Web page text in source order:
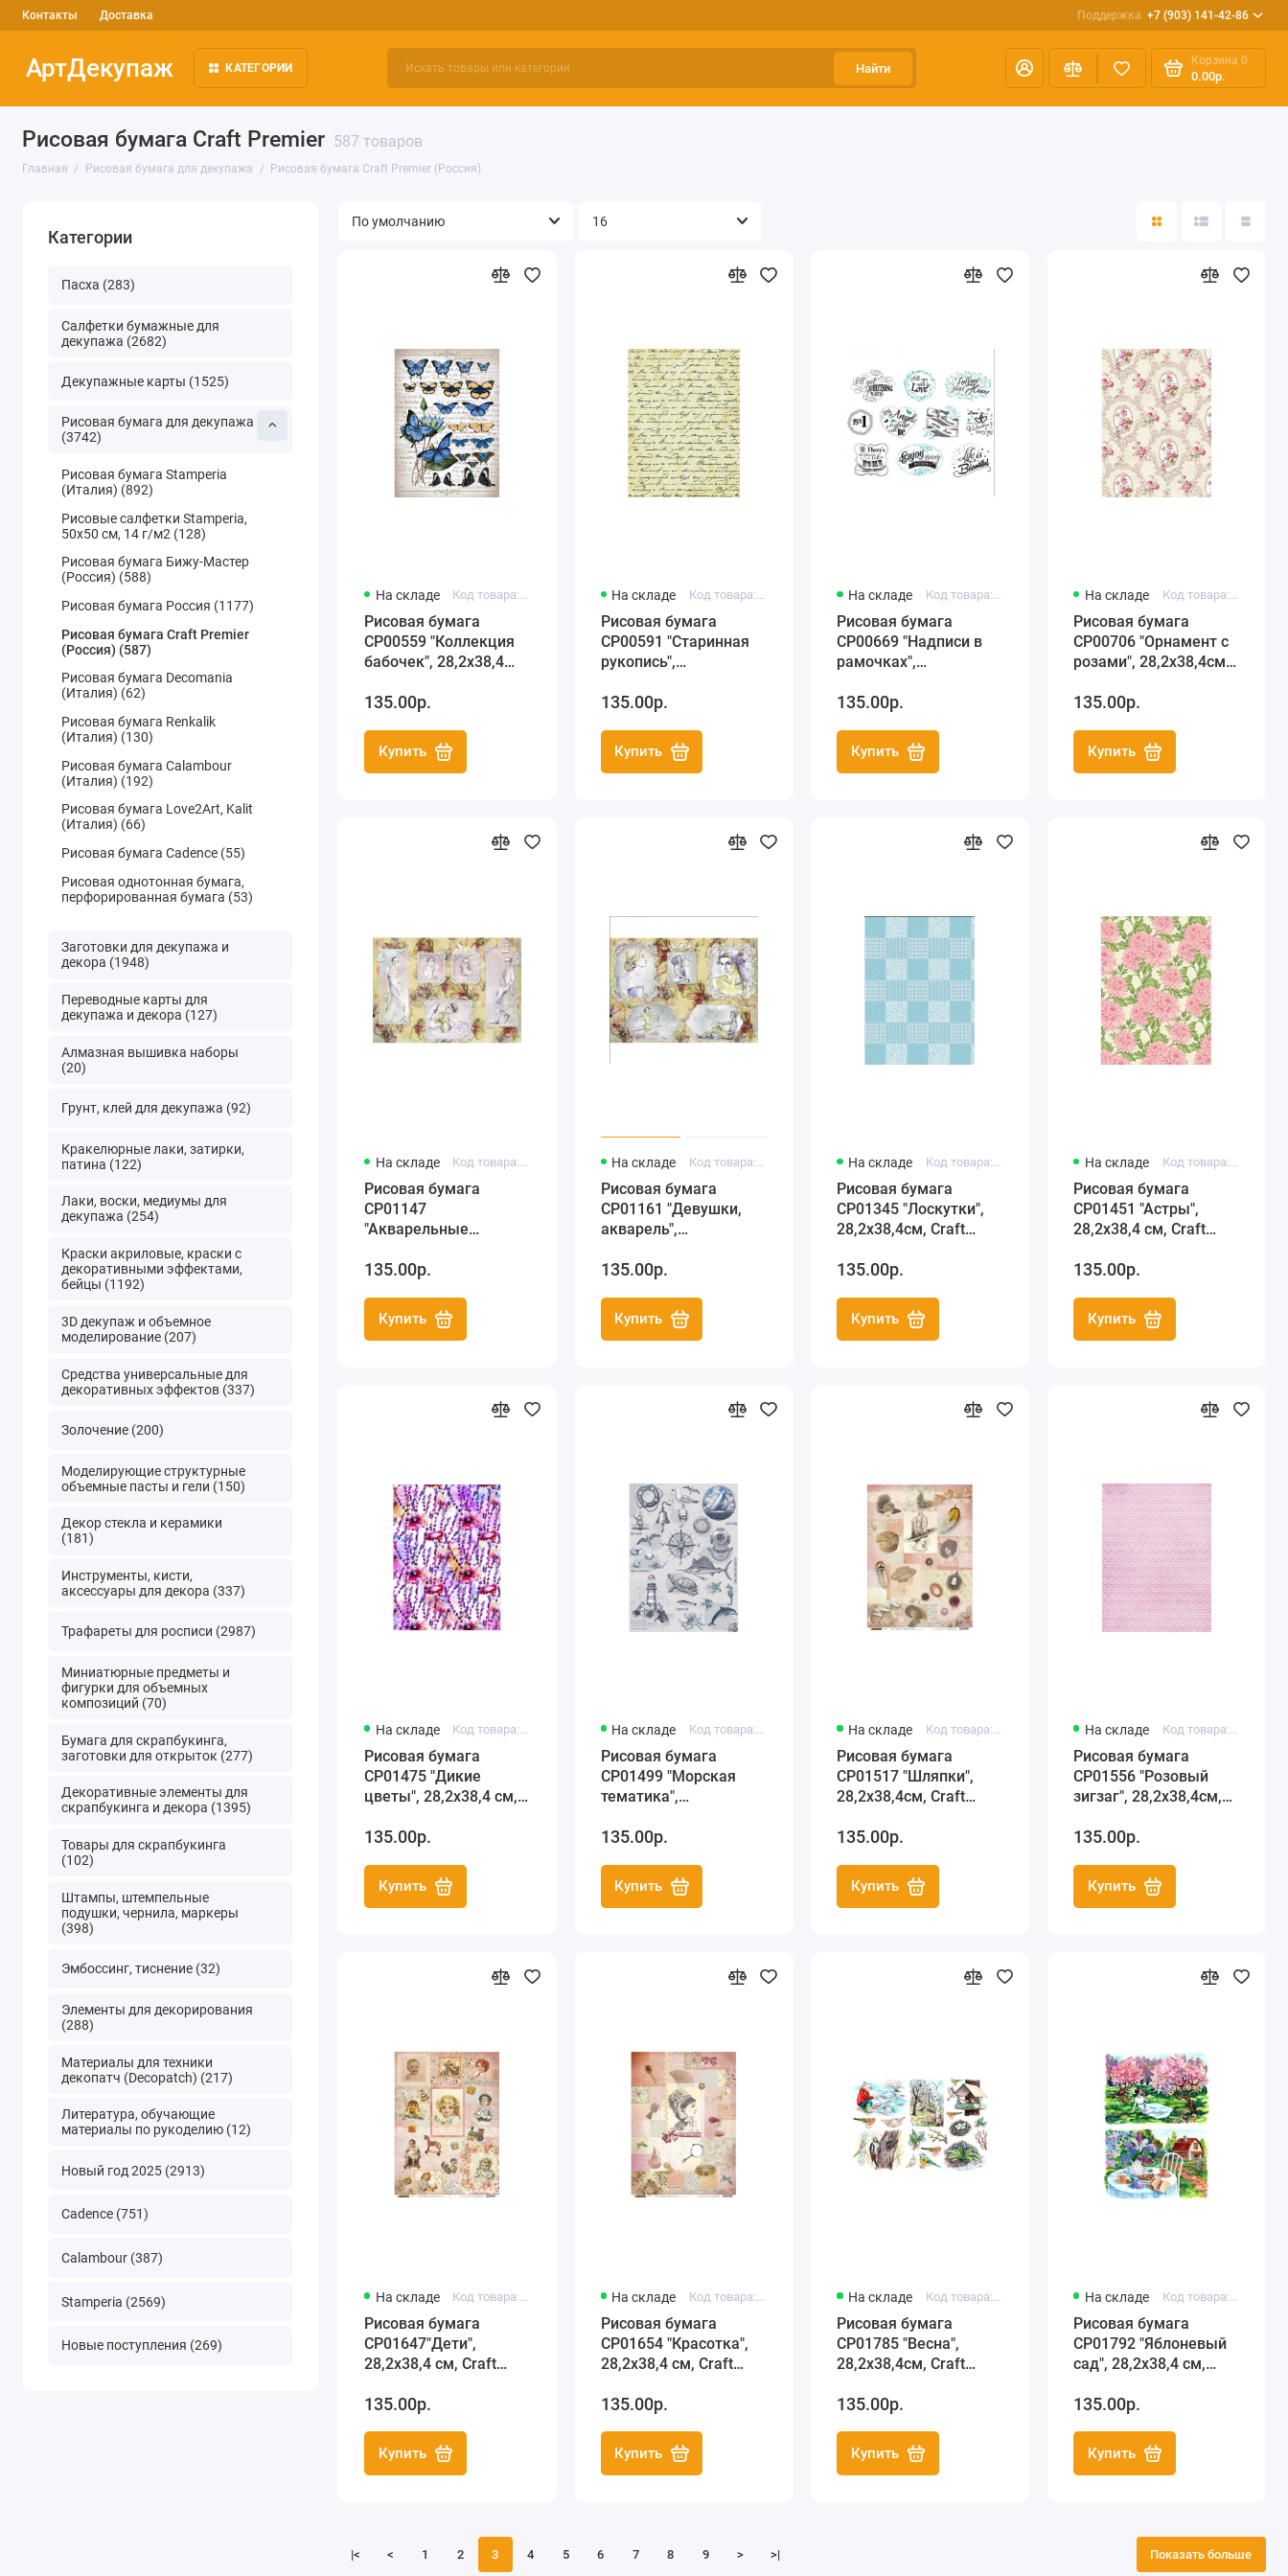
Контакты Доставка Поддержка +7 (903) 141-42-86
АртДекупаж КАТЕГОРИИ Найти
Корзина 0
0.00р.
Рисовая бумага Craft Premier 587 товаров
Главная Рисовая бумага для декупажа Рисовая бумага Craft Premier (Россия)
Категории
Пасха (283)
Салфетки бумажные для
декупажа (2682)
Декупажные карты (1525)
Рисовая бумага для декупажа
(3742)
Рисовая бумага Stamperia
(Италия) (892)
Рисовые салфетки Stamperia,
50х50 см, 14 г/м2 (128)
Рисовая бумага Бижу-Мастер
(Россия) (588)
Рисовая бумага Россия (1177)
Рисовая бумага Craft Premier
(Россия) (587)
Рисовая бумага Decomania
(Италия) (62)
Рисовая бумага Renkalik
(Италия) (130)
Рисовая бумага Calambour
(Италия) (192)
Рисовая бумага Love2Art, Kalit
(Италия) (66)
Рисовая бумага Cadence (55)
Рисовая однотонная бумага,
перфорированная бумага (53)
Заготовки для декупажа и
декора (1948)
Переводные карты для
декупажа и декора (127)
Алмазная вышивка наборы
(20)
Грунт, клей для декупажа (92)
Кракелюрные лаки, затирки,
патина (122)
Лаки, воски, медиумы для
декупажа (254)
Краски акриловые, краски с
декоративными эффектами,
бейцы (1192)
3D декупаж и объемное
моделирование (207)
Средства универсальные для
декоративных эффектов (337)
Золочение (200)
Моделирующие структурные
объемные пасты и гели (150)
Декор стекла и керамики
(181)
Инструменты, кисти,
аксессуары для декора (337)
Трафареты для росписи (2987)
Миниатюрные предметы и
фигурки для объемных
композиций (70)
Бумага для скрапбукинга,
заготовки для открыток (277)
Декоративные элементы для
скрапбукинга и декора (1395)
Товары для скрапбукинга
(102)
Штампы, штемпельные
подушки, чернила, маркеры
(398)
Эмбоссинг, тиснение (32)
Элементы для декорирования
(288)
Материалы для техники
декопатч (Decopatch) (217)
Литература, обучающие
материалы по рукоделию (12)
Новый год 2025 (2913)
Cadence (751)
Calambour (387)
Stamperia (2569)
Новые поступления (269)
На складе Код товара: C3 CP00559
Рисовая бумага
CP00559 "Коллекция
бабочек", 28,2х38,4
(Россия)
135.00р.
Купить
На складе Код товара: C3 CP00591
Рисовая бумага
CP00591 "Старинная
рукопись",
Premier (Россия)
135.00р.
Купить
На складе Код товара: C3 CP00669
Рисовая бумага
CP00669 "Надписи в
рамочках",
Premier (Россия)
135.00р.
Купить
На складе Код товара: C3 CP00706
Рисовая бумага
CP00706 "Орнамент с
розами", 28,2х38,4см,
135.00р.
Купить
На складе Код товара: C3 CP01147
Рисовая бумага
CP01147
"Акварельные
28,2х38,4см, Craft
135.00р.
Купить
На складе Код товара: C3 CP01161
Рисовая бумага
CP01161 "Девушки,
акварель",
Premier (Россия)
135.00р.
Купить
На складе Код товара: C3 CP01345
Рисовая бумага
CP01345 "Лоскутки",
28,2х38,4см, Craft
135.00р.
Купить
На складе Код товара: C3 CP01451
Рисовая бумага
CP01451 "Астры",
28,2х38,4 см, Craft
135.00р.
Купить
На складе Код товара: C3 CP01475
Рисовая бумага
CP01475 "Дикие
цветы", 28,2х38,4 см,
135.00р.
Купить
На складе Код товара: C3 CP01499
Рисовая бумага
CP01499 "Морская
тематика",
Premier (Россия)
135.00р.
Купить
На складе Код товара: C3 CP01517
Рисовая бумага
CP01517 "Шляпки",
28,2х38,4см, Craft
135.00р.
Купить
На складе Код товара: C3 CP01556
Рисовая бумага
CP01556 "Розовый
зигзаг", 28,2х38,4см,
135.00р.
Купить
На складе
Рисовая бумага
CP01647"Дети",
28,2х38,4 см, Craft
135.00р.
Купить
На складе
Рисовая бумага
CP01654 "Красотка",
28,2х38,4 см, Craft
135.00р.
Купить
На складе
Рисовая бумага
CP01785 "Весна",
28,2х38,4см, Craft
135.00р.
Купить
На складе
Рисовая бумага
CP01792 "Яблоневый
сад", 28,2х38,4 см,
135.00р.
Купить
|< < 1 2 3 4 5 6 7 8 9 > >| Показать больше